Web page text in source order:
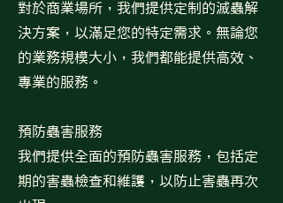
對於商業場所，我們提供定制的滅蟲解
決方案，以滿足您的特定需求。無論您
的業務規模大小，我們都能提供高效、
專業的服務。
預防蟲害服務
我們提供全面的預防蟲害服務，包括定
期的害蟲檢查和維護，以防止害蟲再次